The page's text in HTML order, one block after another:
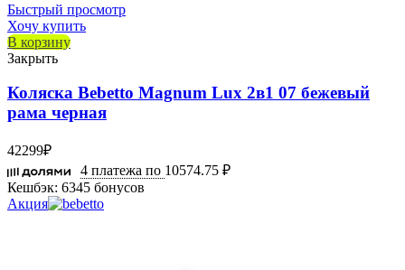
Быстрый просмотр
Хочу купить
В корзину
Закрыть
Коляска Bebetto Magnum Lux 2в1 07 бежевый
рама черная
42299₽
4 платежа по 10574.75 ₽
Кешбэк: 6345 бонусов
Акция